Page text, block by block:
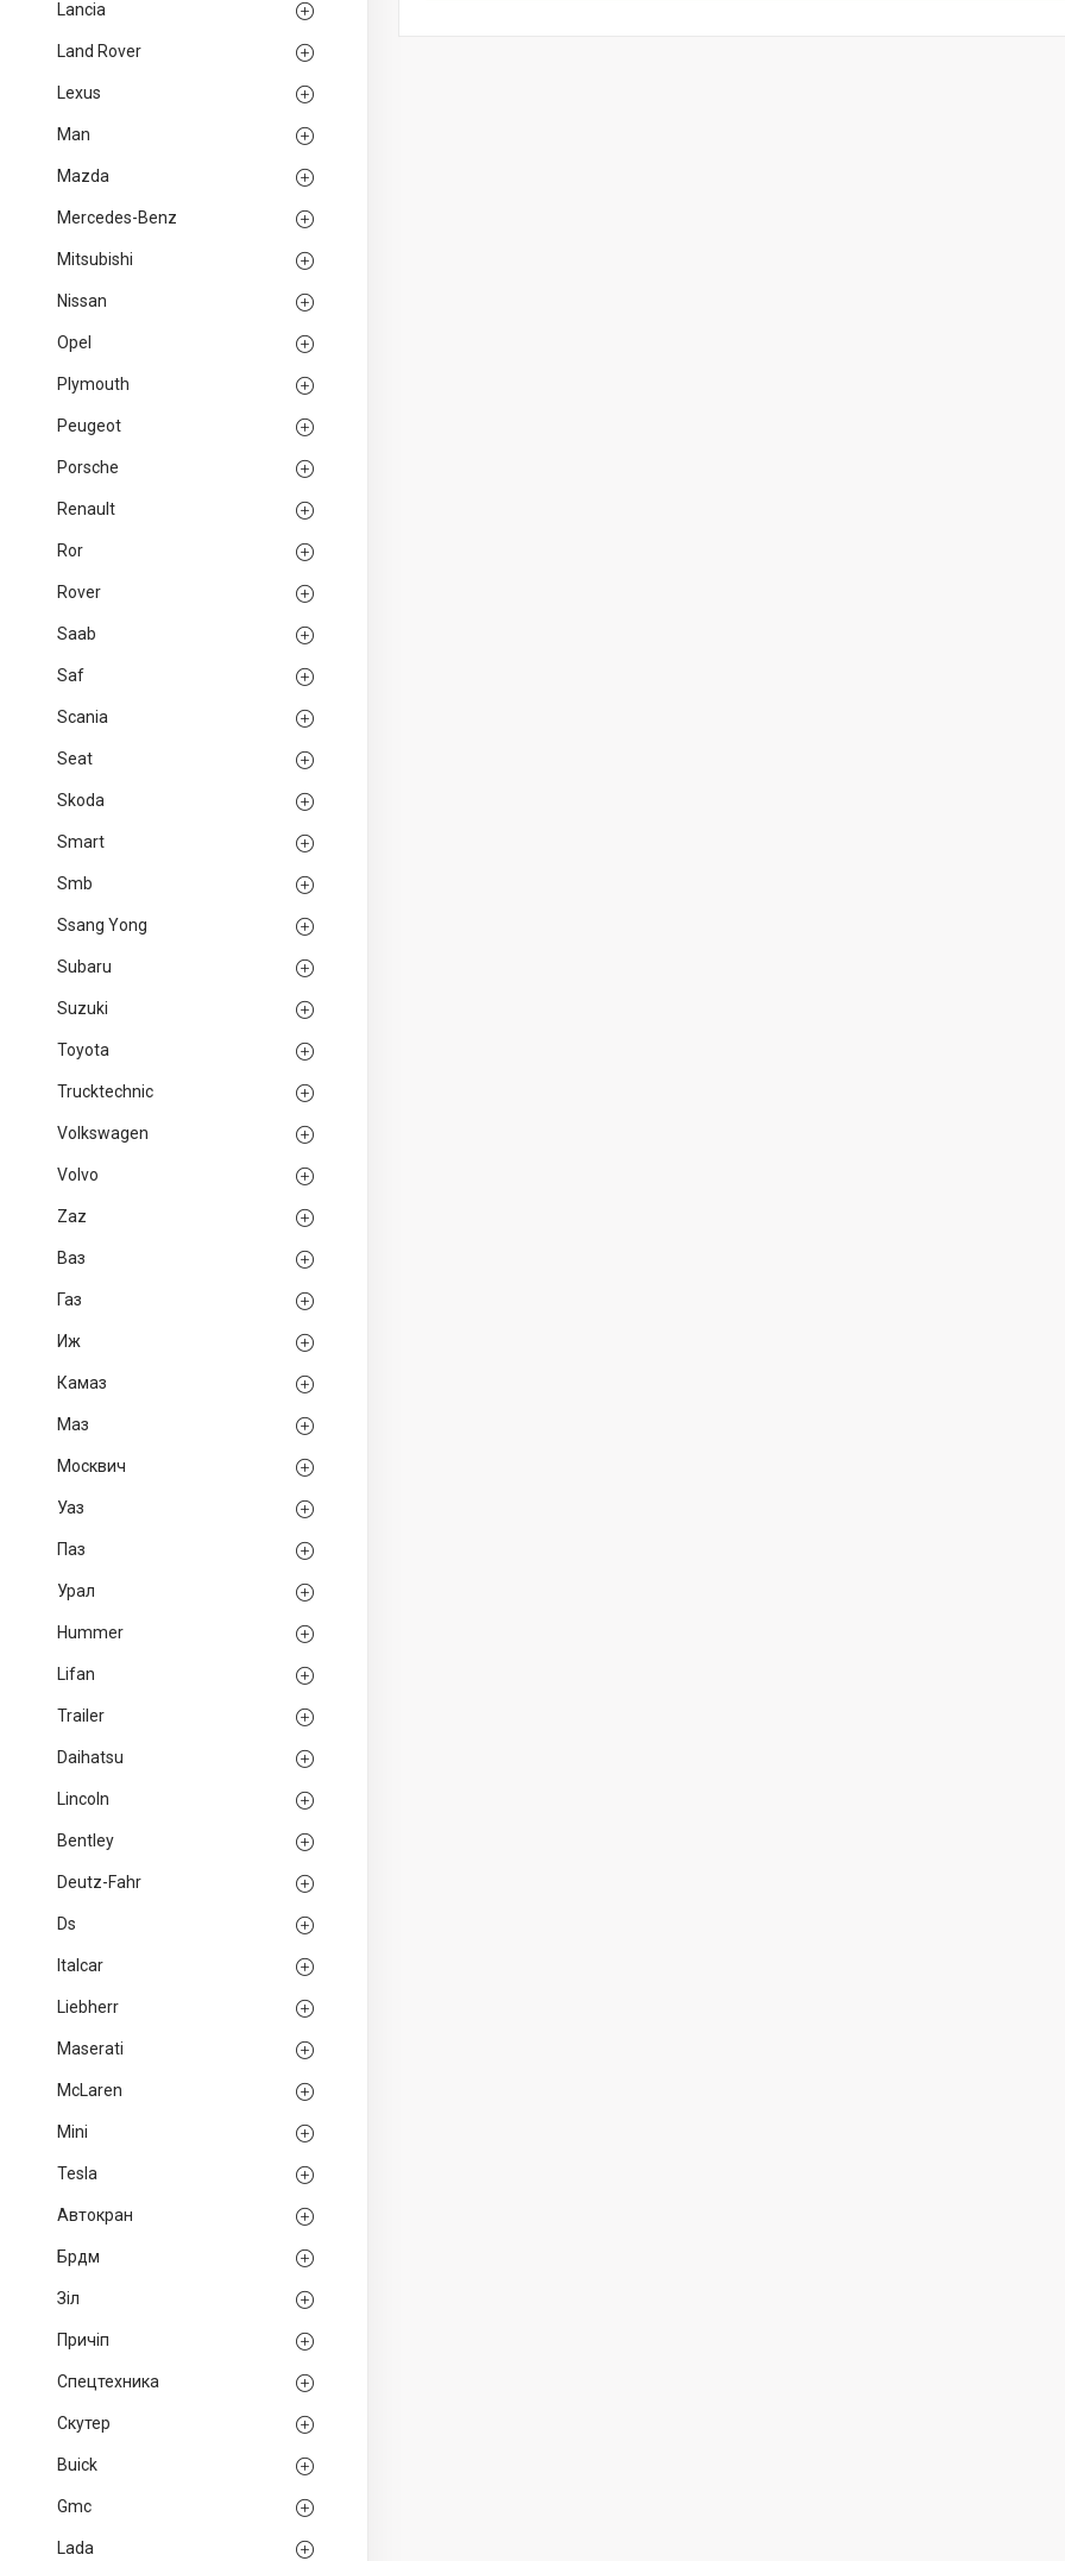
Lancia
Land Rover
Lexus
Man
Mazda
Mercedes-Benz
Mitsubishi
Nissan
Opel
Plymouth
Peugeot
Porsche
Renault
Ror
Rover
Saab
Saf
Scania
Seat
Skoda
Smart
Smb
Ssang Yong
Subaru
Suzuki
Toyota
Trucktechnic
Volkswagen
Volvo
Zaz
Ваз
Газ
Иж
Камаз
Маз
Москвич
Уаз
Паз
Урал
Hummer
Lifan
Trailer
Daihatsu
Lincoln
Bentley
Deutz-Fahr
Ds
Italcar
Liebherr
Maserati
McLaren
Mini
Tesla
Автокран
Брдм
Зіл
Причіп
Спецтехника
Скутер
Buick
Gmc
Lada